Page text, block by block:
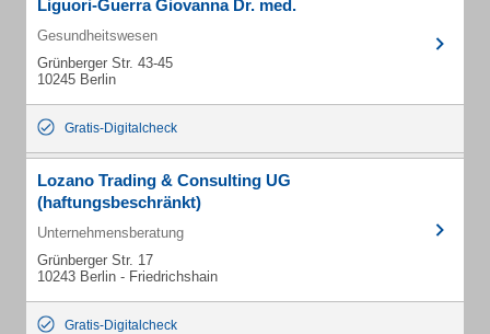
Liguori-Guerra Giovanna Dr. med.
Gesundheitswesen
Grünberger Str. 43-45
10245 Berlin
Gratis-Digitalcheck
Lozano Trading & Consulting UG
(haftungsbeschränkt)
Unternehmensberatung
Grünberger Str. 17
10243 Berlin - Friedrichshain
Gratis-Digitalcheck